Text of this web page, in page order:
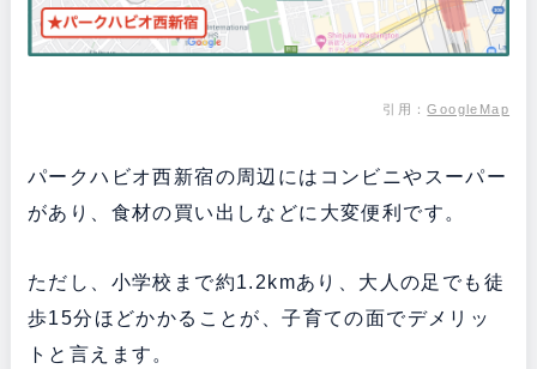
引用：GoogleMap
パークハビオ西新宿の周辺にはコンビニやスーパー
があり、食材の買い出しなどに大変便利です。
ただし、小学校まで約1.2kmあり、大人の足でも徒
歩15分ほどかかることが、子育ての面でデメリッ
トと言えます。